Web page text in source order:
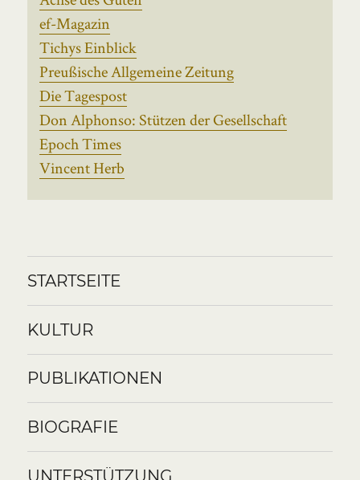
ef-Magazin
Tichys Einblick
Preußische Allgemeine Zeitung
Die Tagespost
Don Alphonso: Stützen der Gesellschaft
Epoch Times
Vincent Herb
STARTSEITE
KULTUR
PUBLIKATIONEN
BIOGRAFIE
UNTERSTÜTZUNG